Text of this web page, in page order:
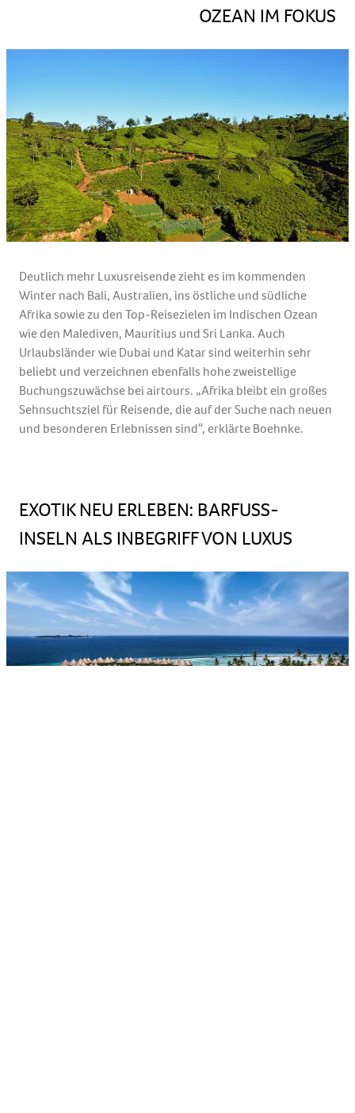
OZEAN IM FOKUS
Deutlich mehr Luxusreisende zieht es im kommenden
Winter nach Bali, Australien, ins östliche und südliche
Afrika sowie zu den Top-Reisezielen im Indischen Ozean
wie den Malediven, Mauritius und Sri Lanka. Auch
Urlaubsländer wie Dubai und Katar sind weiterhin sehr
beliebt und verzeichnen ebenfalls hohe zweistellige
Buchungszuwächse bei airtours. „Afrika bleibt ein großes
Sehnsuchtsziel für Reisende, die auf der Suche nach neuen
und besonderen Erlebnissen sind“, erklärte Boehnke.
EXOTIK NEU ERLEBEN: BARFUSS-I
NSELN ALS INBEGRIFF VON LUXUS